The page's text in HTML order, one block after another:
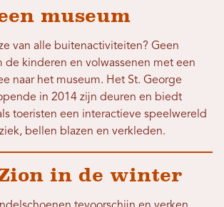
museum
van alle buitenactiviteiten? Geen
de kinderen en volwassenen met een
naar het museum. Het St. George
in 2014 zijn deuren en biedt
toeristen een interactieve speelwereld
bellen blazen en verkleden.
in de winter